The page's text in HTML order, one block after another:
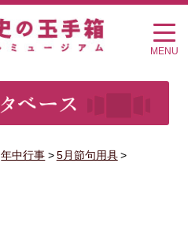
MENU
年中行事 > 5月節句用具 >